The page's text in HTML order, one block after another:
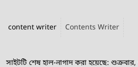
content writer Contents Writer
সাইটটি শেষ হাল-নাগাদ করা হয়েছে: